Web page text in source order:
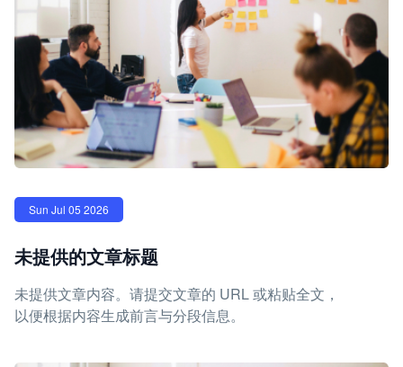
Sun Jul 05 2026
未提供的文章标题
未提供文章内容。请提交文章的 URL 或粘贴全文，
以便根据内容生成前言与分段信息。